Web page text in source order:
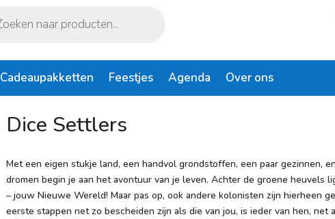
Cadeaupakketten Feestjes Agenda Over ons
Dice Settlers
Met een eigen stukje land, een handvol grondstoffen, een paar gezinnen,
dromen begin je aan het avontuur van je leven. Achter de groene heuvels
– jouw Nieuwe Wereld! Maar pas op, ook andere kolonisten zijn hierheen
eerste stappen net zo bescheiden zijn als die van jou, is ieder van hen, net